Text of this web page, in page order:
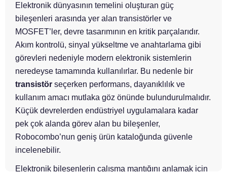
Elektronik dünyasının temelini oluşturan güç
bileşenleri arasında yer alan transistörler ve
MOSFET’ler, devre tasarımının en kritik parçalarıdır.
Akım kontrolü, sinyal yükseltme ve anahtarlama gibi
görevleri nedeniyle modern elektronik sistemlerin
neredeyse tamamında kullanılırlar. Bu nedenle bir
transistör seçerken performans, dayanıklılık ve
kullanım amacı mutlaka göz önünde bulundurulmalıdır.
Küçük devrelerden endüstriyel uygulamalara kadar
pek çok alanda görev alan bu bileşenler,
Robocombo’nun geniş ürün kataloğunda güvenle
incelenebilir.
Elektronik bileşenlerin çalışma mantığını anlamak için